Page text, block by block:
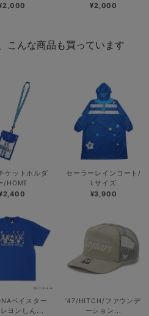
¥2,000
こんな商品も買っています
ケットホルダ
/HOME
セーラーレインコート/
Lサイズ
¥3,900
ベイスター
ヨンしん...
’47/HITCH/ファウンデ
ーション...